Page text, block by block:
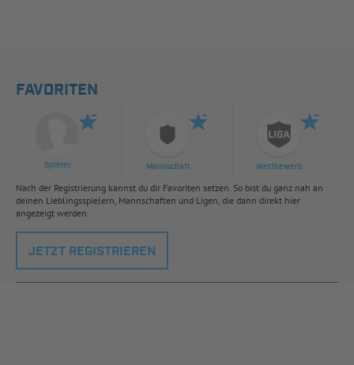
FAVORITEN
Spieler Mannschaft Wettbewerb
Nach der Registrierung kannst du dir Favoriten setzen. So bist du ganz nah an
deinen Lieblingsspielern, Mannschaften und Ligen, die dann direkt hier
angezeigt werden.
JETZT REGISTRIEREN